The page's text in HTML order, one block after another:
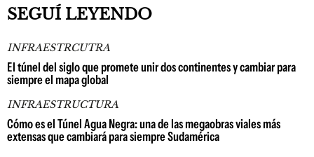
SEGUÍ LEYENDO
INFRAESTRCUTRA
El túnel del siglo que promete unir dos continentes y cambiar para
siempre el mapa global
INFRAESTRUCTURA
Cómo es el Túnel Agua Negra: una de las megaobras viales más
extensas que cambiará para siempre Sudamérica